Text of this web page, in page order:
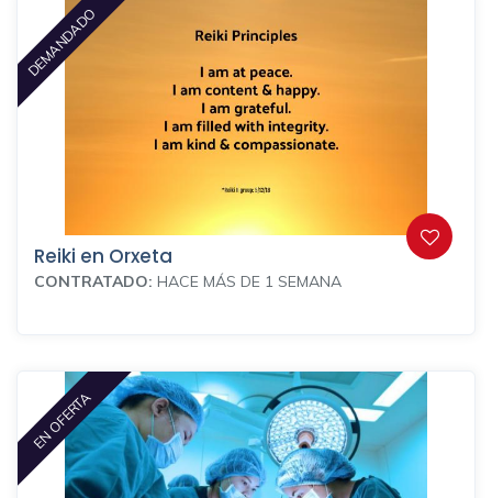
DEMANDADO
Reiki en Orxeta
CONTRATADO: HACE MÁS DE 1 SEMANA
EN OFERTA